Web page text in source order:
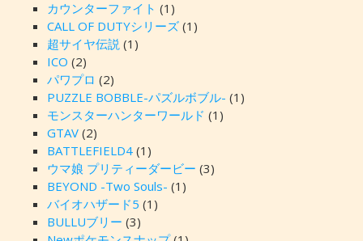
カウンターファイト (1)
CALL OF DUTYシリーズ(1)
超サイヤ伝説 (1)
ICO (2)
パワプロ (2)
PUZZLE BOBBLE-パズルボブル- (1)
モンスターハンターワールド (1)
GTAV(2)
BATTLEFIELD4(1)
ウマ娘 プリティーダービー (3)
BEYOND -Two Souls- (1)
バイオハザード5 (1)
BULLUブリー (3)